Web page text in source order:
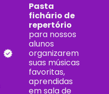
Pasta
fichário de
repertório
para nossos
alunos
organizarem
suas músicas
favoritas,
aprendidas
em sala de